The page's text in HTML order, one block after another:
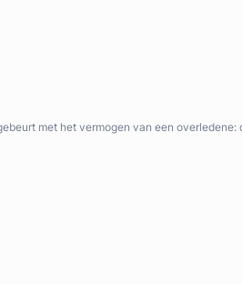
met het vermogen van een